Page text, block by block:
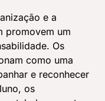
e a
promovem um
Os
como uma
e reconhecer
os